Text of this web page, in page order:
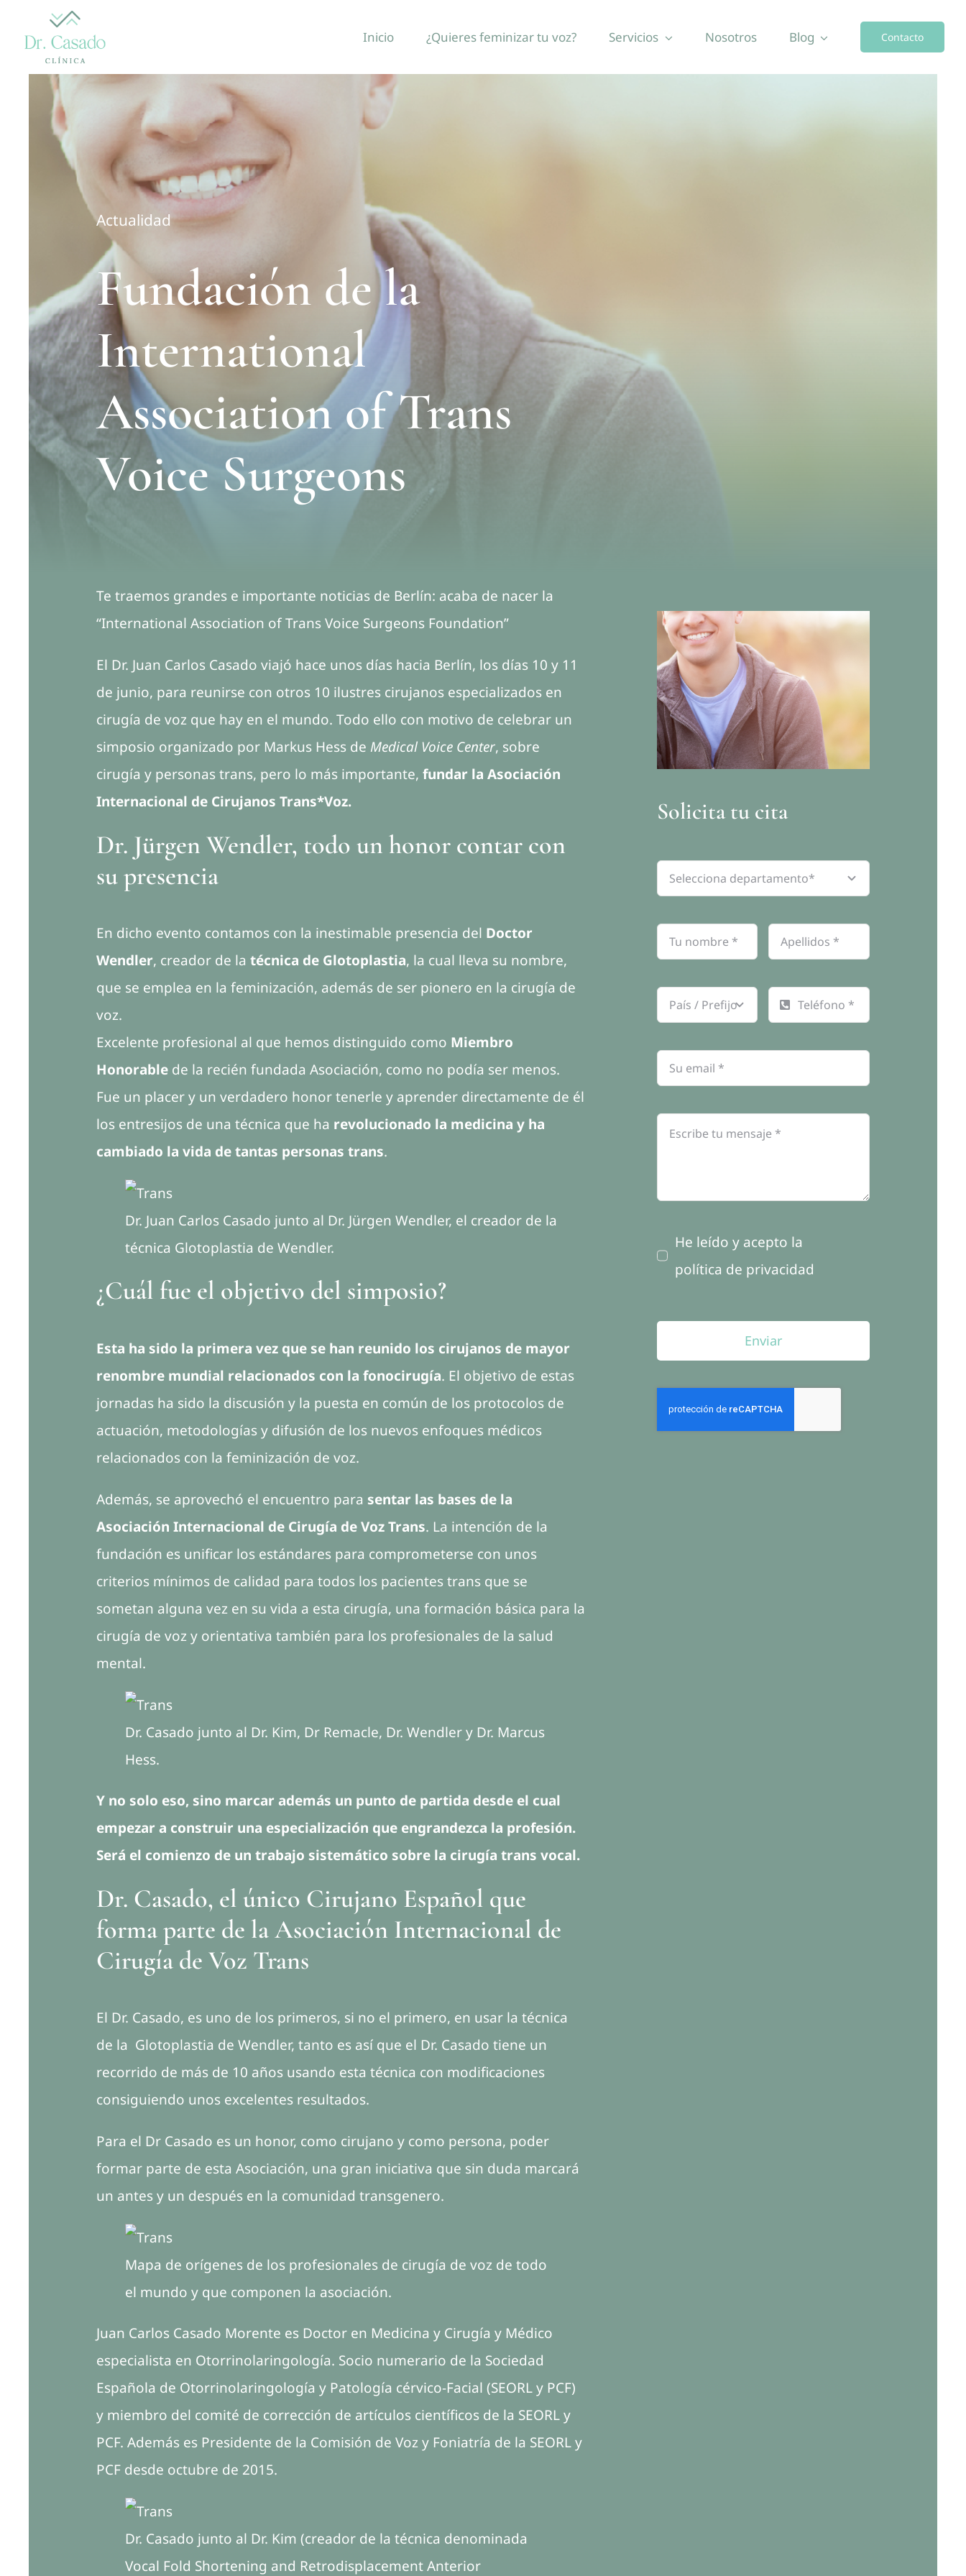
content
Inicio ¿Quieres feminizar tu voz? Servicios Nosotros Blog Contacto
Actualidad
Fundación de la
International
Association of Trans
Voice Surgeons
Te traemos grandes e importante noticias de Berlín: acaba de nacer la
“International Association of Trans Voice Surgeons Foundation”
El Dr. Juan Carlos Casado viajó hace unos días hacia Berlín, los días 10 y 11
de junio, para reunirse con otros 10 ilustres cirujanos especializados en
cirugía de voz que hay en el mundo. Todo ello con motivo de celebrar un
simposio organizado por Markus Hess de Medical Voice Center, sobre
cirugía y personas trans, pero lo más importante,fundar la Asociación
Internacional de Cirujanos Trans*Voz.
Dr. Jürgen Wendler, todo un honor contar con
su presencia
En dicho evento contamos con la inestimable presencia del Doctor
Wendler, creador de latécnica de Glotoplastia, la cual lleva su nombre,
que se emplea en la feminización, además de ser pionero en la cirugía de
voz.
Excelente profesional al que hemos distinguido como Miembro
Honorable de la recién fundada Asociación, como no podía ser menos.
Fue un placer y un verdadero honor tenerle y aprender directamente de él
los entresijos de una técnica que ha revolucionado la medicina y ha
cambiado la vida de tantas personas trans.
Dr. Juan Carlos Casado junto al Dr. Jürgen Wendler, el creador de la
técnica Glotoplastia de Wendler.
¿Cuál fue el objetivo del simposio?
Esta ha sido la primera vez que se han reunido los cirujanos de mayor
renombre mundial relacionados con la fonocirugía. El objetivo de estas
jornadas ha sido la discusión y la puesta en común de los protocolos de
actuación, metodologías y difusión de los nuevos enfoques médicos
relacionados con la feminización de voz.
Además, se aprovechó el encuentro para sentar las bases de la
Asociación Internacional de Cirugía de Voz Trans. La intención de la
fundación es unificar los estándares para comprometerse con unos
criterios mínimos de calidad para todos los pacientes trans que se
sometan alguna vez en su vida a esta cirugía, una formación básica para la
cirugía de voz y orientativa también para los profesionales de la salud
mental.
Dr. Casado junto al Dr. Kim, Dr Remacle, Dr. Wendler y Dr. Marcus
Hess.
Y no solo eso, sino marcar además un punto de partida desde el cual
empezar a construir una especialización que engrandezca la profesión.
Será el comienzo de un trabajo sistemático sobre la cirugía trans vocal.
Dr. Casado, el único Cirujano Español que
forma parte de la Asociación Internacional de
Cirugía de Voz Trans
El Dr. Casado, es uno de los primeros, si no el primero, en usar la técnica
de la Glotoplastia de Wendler, tanto es así que el Dr. Casado tiene un
recorrido de más de 10 años usando esta técnica con modificaciones
consiguiendo unos excelentes resultados.
Para el Dr Casado es un honor, como cirujano y como persona, poder
formar parte de esta Asociación, una gran iniciativa que sin duda marcará
un antes y un después en la comunidad transgenero.
Mapa de orígenes de los profesionales de cirugía de voz de todo
el mundo y que componen la asociación.
Juan Carlos Casado Morente es Doctor en Medicina y Cirugía y Médico
especialista en Otorrinolaringología. Socio numerario de la Sociedad
Española de Otorrinolaringología y Patología cérvico-Facial (SEORL y PCF)
y miembro del comité de corrección de artículos científicos de la SEORL y
PCF. Además es Presidente de la Comisión de Voz y Foniatría de la SEORL y
PCF desde octubre de 2015.
Dr. Casado junto al Dr. Kim (creador de la técnica denominada
Vocal Fold Shortening and Retrodisplacement Anterior
Solicita tu cita
He leído y acepto la
política de privacidad
Enviar